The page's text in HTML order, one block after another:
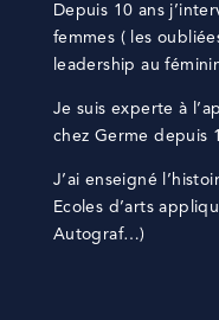
Depuis 10 ans
femmes ( les
leadership au
Je suis experte à
chez Germe depuis
J’ai enseigné
Ecoles d’arts
Autograf…)